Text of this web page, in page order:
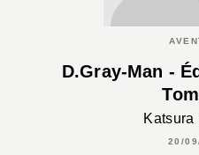
D.Gray-Man -
Katsura
20/